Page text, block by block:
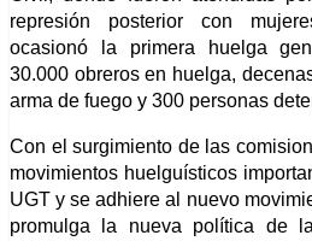
represión posterior con
ocasionó la primera huelga
30.000 obreros en huelga, d
arma de fuego y 300 personas
Con el surgimiento de las
movimientos huelguísticos
UGT y se adhiere al nuevo
promulga la nueva política de